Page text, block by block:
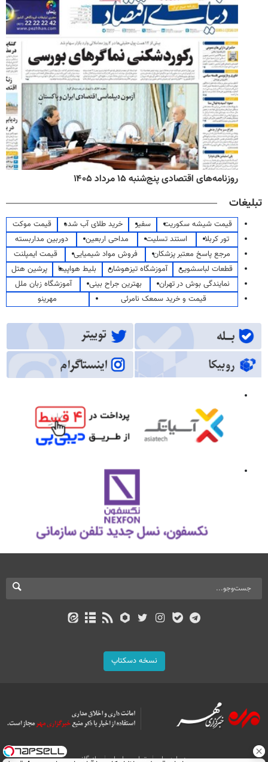
روزنامه‌های اقتصادی پنج‌شنبه ۱۵ مرداد ۱۴۰۵
تبلیغات
قیمت شیشه سکوریت سفیر خرید طلای آب شده
قیمت موکت
تور کربلا
استند تسلیت مداحی اربعین
دوربین مداربسته
مرجع پاسخ معتبر پزشکان
فروش مواد شیمیایی
قیمت ایمپلنت
قطعات لباسشویی
آموزشگاه تیزهوشان بلیط هواپیما
پرشین هتل
نمایندگی بوش در تهران
بهترین جراح بینی
آموزشگاه زبان ملل
قیمت و خرید سمعک نامرئی
مهرینو
نسخه دسکتاپ
درباره ما تماس با ما بازرگانی